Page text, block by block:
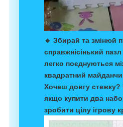
🔹 Збирай та змінюй
справжнісінький пазл
легко поєднуються
квадратний
Хочеш довгу
якщо купити два
зробити цілу ігрову